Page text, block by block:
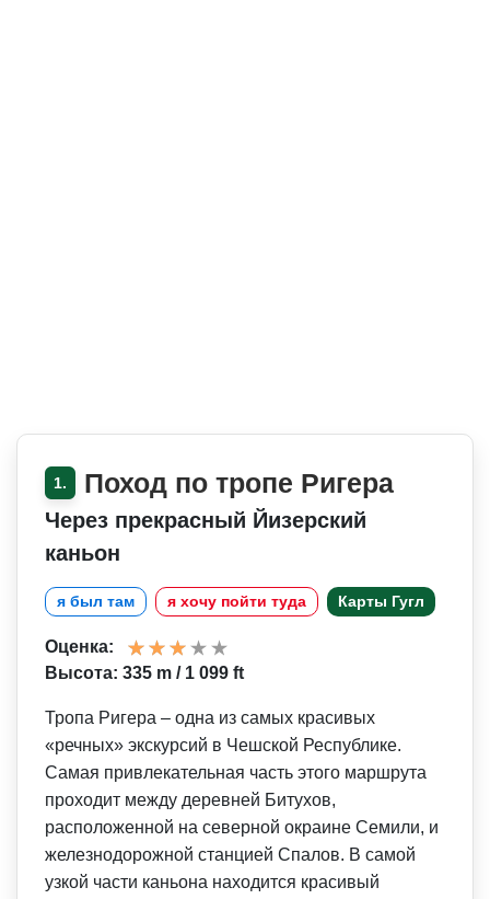
1. Поход по тропе Ригера
Через прекрасный Йизерский
каньон
я был там я хочу пойти туда Карты Гугл
Оценка:
Высота: 335 m / 1 099 ft
Тропа Ригера – одна из самых красивых
«речных» экскурсий в Чешской Республике.
Самая привлекательная часть этого маршрута
проходит между деревней Битухов,
расположенной на северной окраине Семили, и
железнодорожной станцией Спалов. В самой
узкой части каньона находится красивый